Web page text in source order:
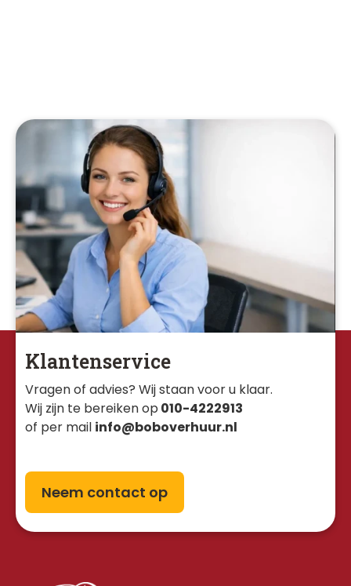
Klantenservice
Vragen of advies? Wij staan voor u klaar.
Wij zijn te bereiken op 010-4222913
of per mail info@boboverhuur.nl
Neem contact op